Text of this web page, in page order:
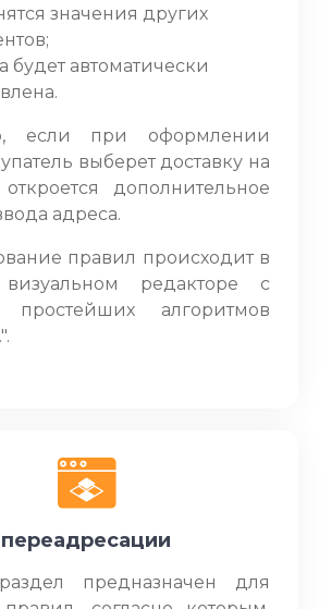
значения других
будет автоматически
если при оформлении
выберет доставку на
дополнительное
адреса.
правил происходит в
редакторе с
алгоритмов
предназначен для